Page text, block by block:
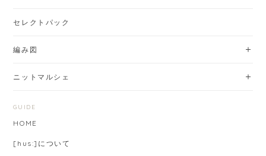
セレクトパック
編み図
ニットマルシェ
GUIDE
HOME
[hus:]について